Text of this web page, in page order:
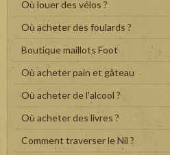
Où louer des vélos ?
Où acheter des foulards ?
Boutique maillots Foot
Où acheter pain et gâteau
Où acheter de l'alcool ?
Où acheter des livres ?
Comment traverser le Nil ?